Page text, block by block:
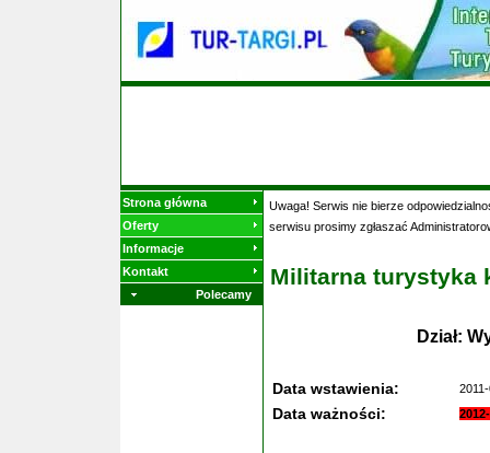
Strona główna
Oferty
Informacje
Kontakt
Polecamy
Uwaga! Serwis nie bierze
serwisu prosimy zgłaszać
Militarna turystyka
Dział:
Data wstawienia:
Data ważności: